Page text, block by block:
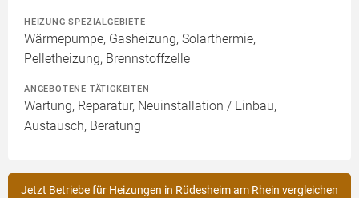
HEIZUNG SPEZIALGEBIETE
Wärmepumpe, Gasheizung, Solarthermie,
Pelletheizung, Brennstoffzelle
ANGEBOTENE TÄTIGKEITEN
Wartung, Reparatur, Neuinstallation / Einbau,
Austausch, Beratung
Jetzt Betriebe für Heizungen in Rüdesheim am Rhein vergleichen